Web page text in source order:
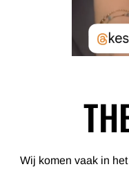
Wij komen vaak in